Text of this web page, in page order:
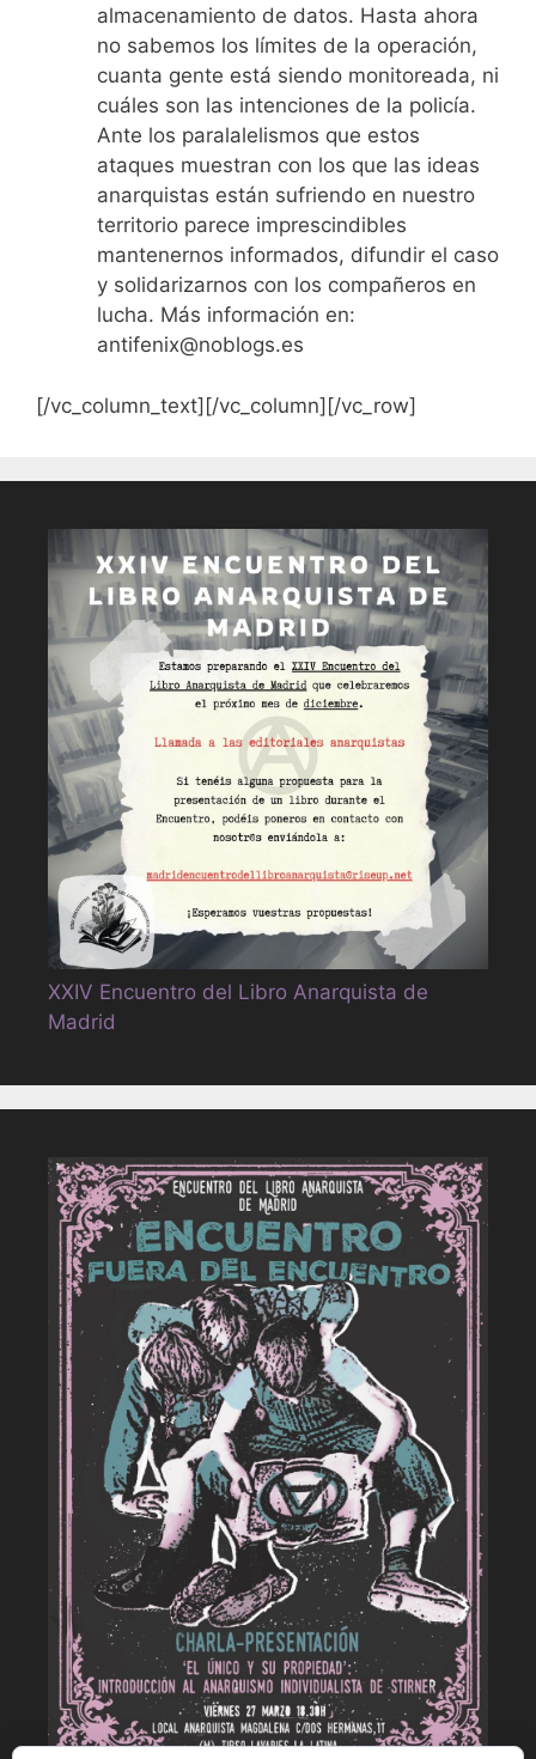
almacenamiento de datos. Hasta ahora
no sabemos los límites de la operación,
cuanta gente está siendo monitoreada, ni
cuáles son las intenciones de la policía.
Ante los paralalelismos que estos
ataques muestran con los que las ideas
anarquistas están sufriendo en nuestro
territorio parece imprescindibles
mantenernos informados, difundir el caso
y solidarizarnos con los compañeros en
lucha. Más información en:
antifenix@noblogs.es
[/vc_column_text][/vc_column][/vc_row]
XXIV Encuentro del Libro Anarquista de
Madrid